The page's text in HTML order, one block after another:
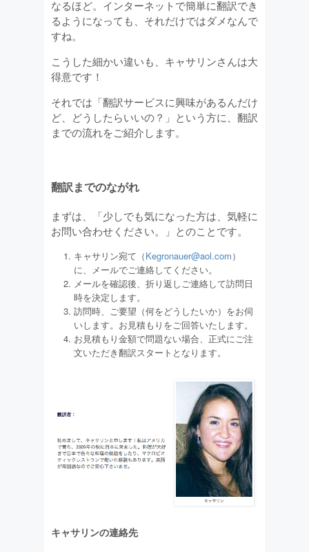
なるほど。インターネットで簡単に翻訳でき
るようになっても、それだけではダメなんで
すね。
こうした細かい違いも、キャサリンさんは大
得意です！
それでは「翻訳サービスに興味があるんだけ
ど、どうしたらいいの？」という方に、翻訳
までの流れをご紹介します。
翻訳までのながれ
まずは、「少しでも気になった方は、気軽に
お問い合わせください。」とのことです。
キャサリン宛て（Kegronauer@aol.com）
に、メールでご連絡してください。
メールを確認後、折り返しご連絡して訪問日
時を決定します。
訪問時、ご要望（何をどうしたいか）をお伺
いします。お見積もりをご回答いたします。
お見積もり金額で問題ない場合、正式にご注
文いただき翻訳スタートとなります。
キャサリンの連絡先